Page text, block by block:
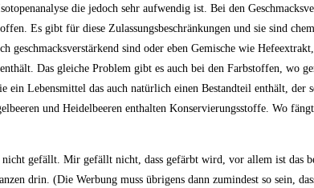
die jedoch sehr aufwendig ist. Bei den
Es gibt für diese Zulassungsbeschränkungen und sie sind
geschmacksverstärkend sind oder eben Gemische wie
Das gleiche Problem gibt es auch bei den Farbstoffen, wo
ein Lebensmittel das auch natürlich einen Bestandteil enthält,
und Heidelbeeren enthalten Konservierungsstoffe. Wo
gefällt. Mir gefällt nicht, dass gefärbt wird, vor allem ist das
drin. (Die Werbung muss übrigens dann zumindest so sein,